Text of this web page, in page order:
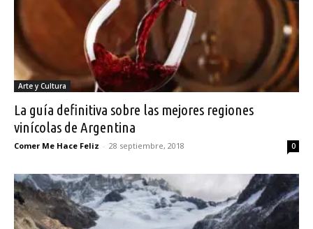
Arte y Cultura
La guía definitiva sobre las mejores regiones
vinícolas de Argentina
Comer Me Hace Feliz - 28 septiembre, 2018 0